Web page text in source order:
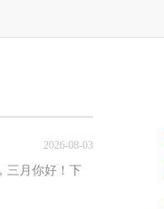
2026-08-03
三月你好！下